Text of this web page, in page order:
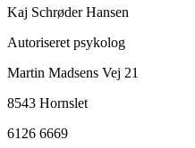
Kaj Schrøder Hansen
Autoriseret psykolog
Martin Madsens Vej 21
8543 Hornslet
6126 6669